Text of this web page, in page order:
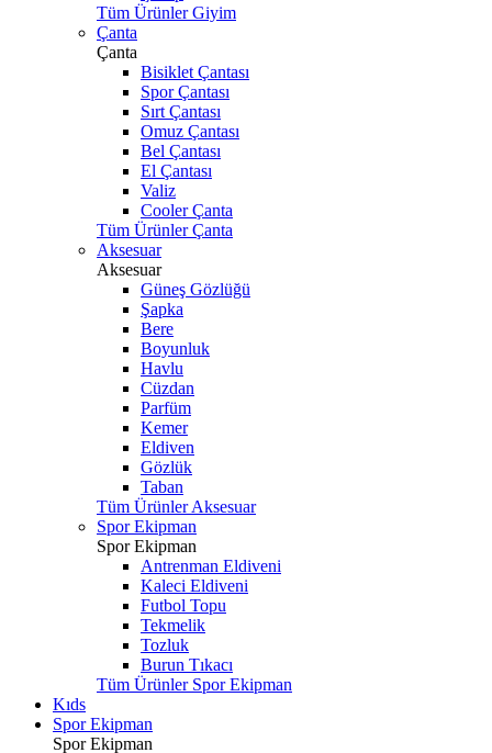
Tüm Ürünler Giyim
Çanta
Çanta
Bisiklet Çantası
Spor Çantası
Sırt Çantası
Omuz Çantası
Bel Çantası
El Çantası
Valiz
Cooler Çanta
Tüm Ürünler Çanta
Aksesuar
Aksesuar
Güneş Gözlüğü
Şapka
Bere
Boyunluk
Havlu
Cüzdan
Parfüm
Kemer
Eldiven
Gözlük
Taban
Tüm Ürünler Aksesuar
Spor Ekipman
Spor Ekipman
Antrenman Eldiveni
Kaleci Eldiveni
Futbol Topu
Tekmelik
Tozluk
Burun Tıkacı
Tüm Ürünler Spor Ekipman
Kıds
Spor Ekipman
Spor Ekipman